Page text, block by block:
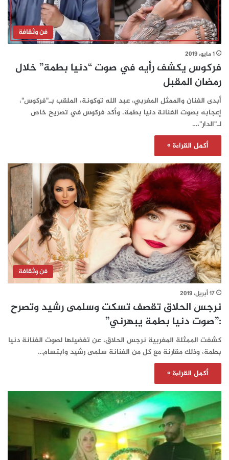
فن وثقافة
1 مايو، 2019
فركوس يكشف رأيه في صوت “دنيا بطمة” خلال
رمضان المقبل
أبدى الفنان والممثل المغربي، عبد الله توكونة، الملقب بـ"فركوس"،
إعجابه بصوت الفنانة دنيا بطمة. وأكد فركوس في تصريح خاص
لـ"الدار"،…
أكمل القراءة »
فن وثقافة
17 أبريل، 2019
نرجس الحلاق تقصف تسكت وسلمى رشيد وتصرح
:”صوت دنيا بطمة يبهرني”
كشفت الممثلة المغربية نرجس الحلاق، عن تفضيلها لصوت الفنانة دنيا
بطمة، وذلك مقارنة مع كل من الفنانة سلمى رشيد وابتسام…
أكمل القراءة »